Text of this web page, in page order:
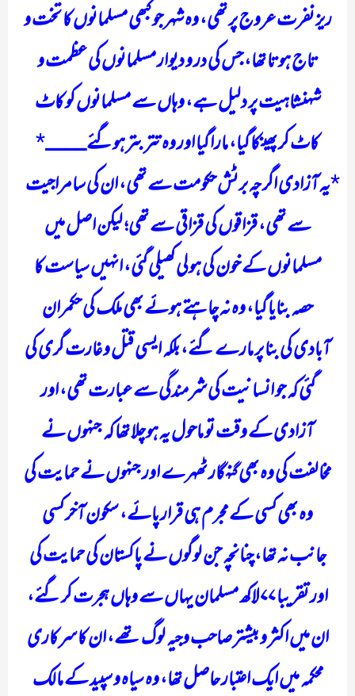
ریز نفرت عروج پر تھی، وہ شہر جو کبھی مسلمانوں کا تخت و
تاج ہوتا تھا، جس کی در و دیوار مسلمانوں کی عظمت و
شہنشاہیت پر دلیل ہے، وہاں سے مسلمانوں کو کاٹ
کاٹ کر پھینکا گیا، مارا گیا اور وہ تتر بتر ہوگئے____*
یہ آزادی اگرچہ برٹش حکومت سے تھی، ان کی سامراجیت
سے تھی، قزاقوں کی قزاقی سے تھی؛ لیکن اصل میں
مسلمانوں کے خون کی ہولی کھیلی گئی، انہیں سیاست کا
حصہ بنایا گیا، وہ نہ چاہتے ہوئے بھی ملک کی حکمران
آبادی کی بنا پر مارے گئے، بلکہ ایسی قتل و غارت گری کی
گئی کہ جو انسانیت کی شرمندگی سے عبارت تھی، اور
آزادی کے وقت تو ماحول یہ ہوچلا تھا کہ جنہوں نے
مخالفت کی وہ بھی گنہگار ٹھہرے اور جنہوں نے حمایت کی
وہ بھی کسی کے مجرم ہی قرار پائے، سکون آخر کسی
جانب نہ تھا، چنانچہ جن لوگوں نے پاکستان کی حمایت کی
اور تقریبا ۷۷ لاکھ مسلمان یہاں سے وہاں ہجرت کر گئے،
ان میں اکثر و بیشتر صاحب وجیہ لوگ تھے، ان کا سرکاری
محکمہ میں ایک اعتبار حاصل تھا، وہ سیاہ و سپید کے مالک